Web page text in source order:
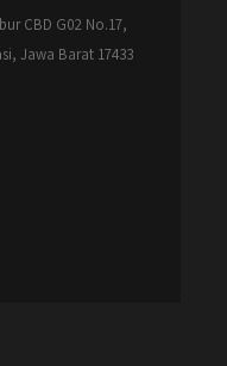
CBD G02 No.17,
Jawa Barat 17433